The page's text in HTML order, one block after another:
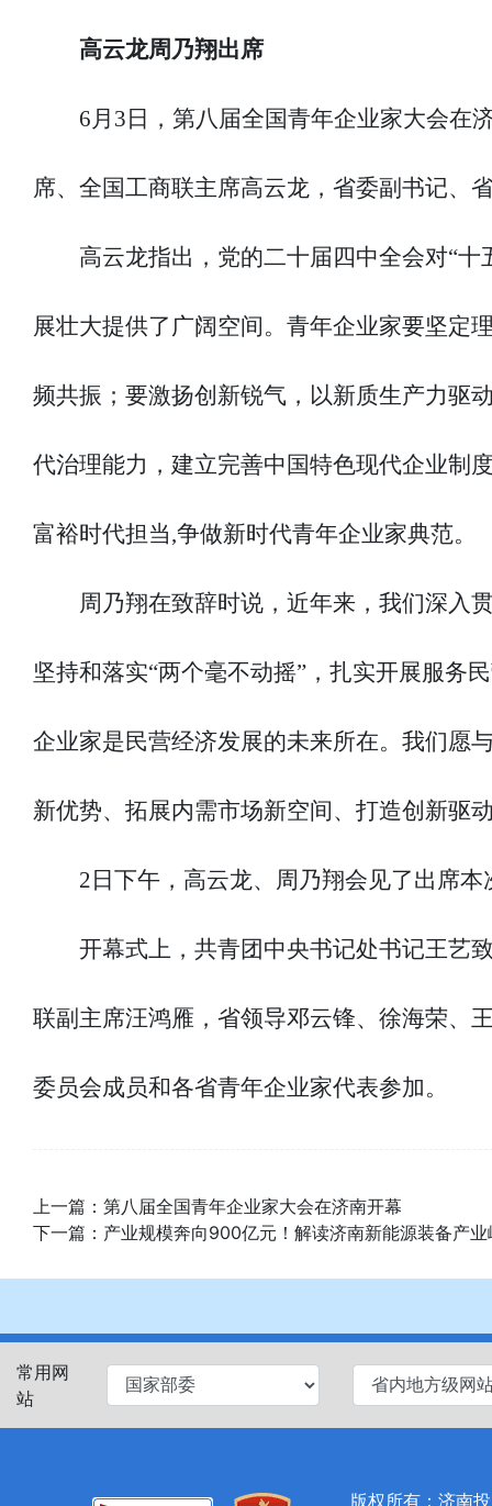
高云龙周乃翔出席
6月3日，第八届全国青年企业家大会在
席、全国工商联主席高云龙，省委副书记、
高云龙指出，党的二十届四中全会对“
展壮大提供了广阔空间。青年企业家要坚定
频共振；要激扬创新锐气，以新质生产力驱
代治理能力，建立完善中国特色现代企业制
富裕时代担当,争做新时代青年企业家典范。
周乃翔在致辞时说，近年来，我们深入
坚持和落实“两个毫不动摇”，扎实开展服务
企业家是民营经济发展的未来所在。我们愿
新优势、拓展内需市场新空间、打造创新驱
2日下午，高云龙、周乃翔会见了出席
开幕式上，共青团中央书记处书记王艺
联副主席汪鸿雁，省领导邓云锋、徐海荣、
委员会成员和各省青年企业家代表参加。
上一篇： 第八届全国青年企业家大会在济南开幕
下一篇： 产业规模奔向900亿元！解读济南新能源装备产
常用网
站
版权所有：济南